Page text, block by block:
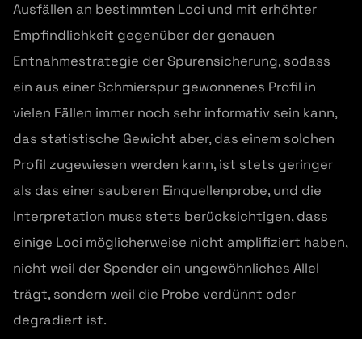
Ausfällen an bestimmten Loci und mit erhöhter
Empfindlichkeit gegenüber der genauen
Entnahmestrategie der Spurensicherung, sodass
ein aus einer Schmierspur gewonnenes Profil in
vielen Fällen immer noch sehr informativ sein kann,
das statistische Gewicht aber, das einem solchen
Profil zugewiesen werden kann, ist stets geringer
als das einer sauberen Einquellenprobe, und die
Interpretation muss stets berücksichtigen, dass
einige Loci möglicherweise nicht amplifiziert haben,
nicht weil der Spender ein ungewöhnliches Allel
trägt, sondern weil die Probe verdünnt oder
degradiert ist.